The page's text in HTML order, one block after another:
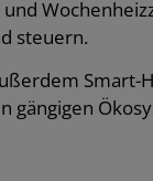
steuern.
Smart-
gängigen